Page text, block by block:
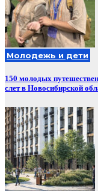
Молодежь и дети
150 молодых
слет в Новосибирской